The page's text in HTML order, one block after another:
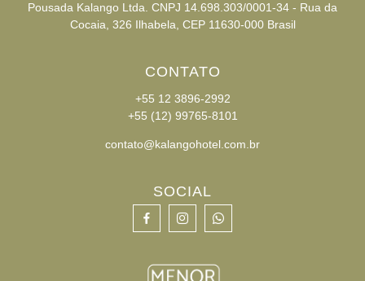
Pousada Kalango Ltda. CNPJ 14.698.303/0001-34 - Rua da
Cocaia, 326 Ilhabela, CEP 11630-000 Brasil
CONTATO
+55 12 3896-2992
+55 (12) 99765-8101
contato@kalangohotel.com.br
SOCIAL